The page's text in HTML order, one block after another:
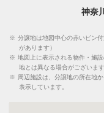
神奈
※ 分譲地は地図中心の赤いピン
があります）
※ 地図上に表示される物件・施
地とは異なる場合がございます
※
周辺施設は、分譲地の所在地
表示しています。